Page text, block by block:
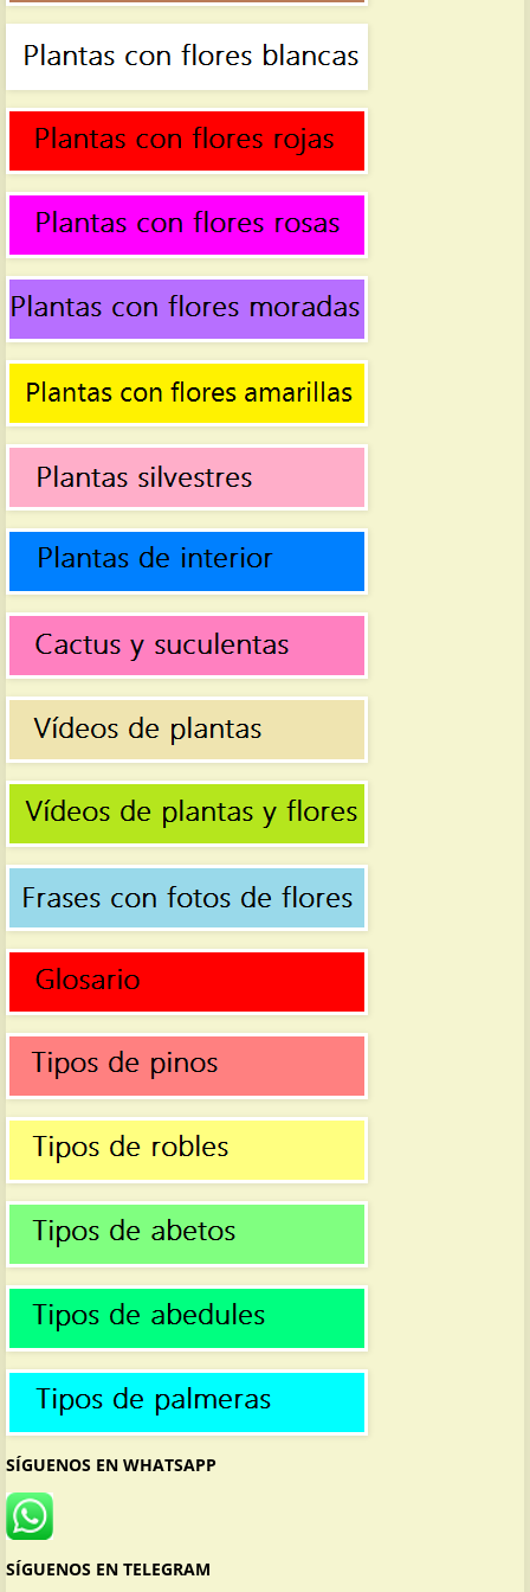
SÍGUENOS EN WHATSAPP
SÍGUENOS EN TELEGRAM